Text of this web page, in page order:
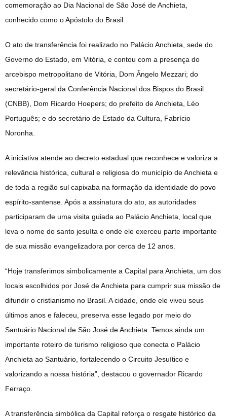
comemoração ao Dia Nacional de São José de Anchieta,
conhecido como o Apóstolo do Brasil.
O ato de transferência foi realizado no Palácio Anchieta, sede do
Governo do Estado, em Vitória, e contou com a presença do
arcebispo metropolitano de Vitória, Dom Ângelo Mezzari; do
secretário-geral da Conferência Nacional dos Bispos do Brasil
(CNBB), Dom Ricardo Hoepers; do prefeito de Anchieta, Léo
Português; e do secretário de Estado da Cultura, Fabrício
Noronha.
A iniciativa atende ao decreto estadual que reconhece e valoriza a
relevância histórica, cultural e religiosa do município de Anchieta e
de toda a região sul capixaba na formação da identidade do povo
espírito-santense. Após a assinatura do ato, as autoridades
participaram de uma visita guiada ao Palácio Anchieta, local que
leva o nome do santo jesuíta e onde ele exerceu parte importante
de sua missão evangelizadora por cerca de 12 anos.
“Hoje transferimos simbolicamente a Capital para Anchieta, um dos
locais escolhidos por José de Anchieta para cumprir sua missão de
difundir o cristianismo no Brasil. A cidade, onde ele viveu seus
últimos anos e faleceu, preserva esse legado por meio do
Santuário Nacional de São José de Anchieta. Temos ainda um
importante roteiro de turismo religioso que conecta o Palácio
Anchieta ao Santuário, fortalecendo o Circuito Jesuítico e
valorizando a nossa história”, destacou o governador Ricardo
Ferraço.
A transferência simbólica da Capital reforça o resgate histórico da